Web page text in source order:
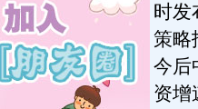
时发
策略
今后
资增